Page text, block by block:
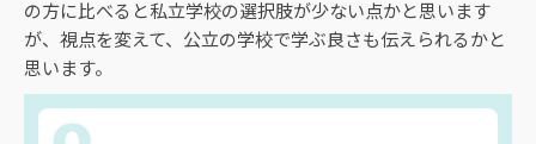
の方に比べると私立学校の選択肢が少ない点かと思います
が、視点を変えて、公立の学校で学ぶ良さも伝えられるかと
思います。